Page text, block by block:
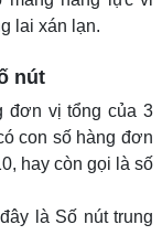
lai xán lạn.
nút
đơn vị tổng của 3
con số hàng đơn
hay còn gọi là số
là Số nút trung